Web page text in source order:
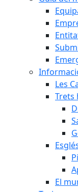
Les
Trets
El